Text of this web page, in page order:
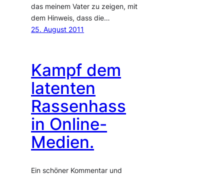
das meinem Vater zu zeigen, mit
dem Hinweis, dass die…
25. August 2011
Kampf dem
latenten
Rassenhass
in Online-
Medien.
Ein schöner Kommentar und